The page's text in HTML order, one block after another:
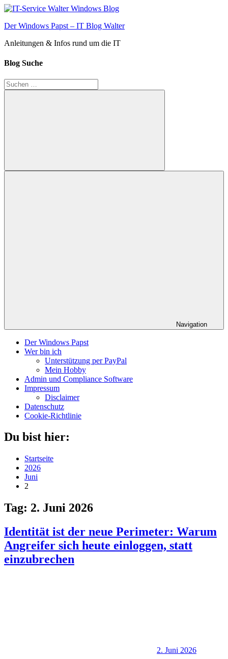
Zum
springen
Der Windows Papst – IT Blog Walter
Anleitungen & Infos rund um die IT
Blog Suche
Suchen
nach:
Suchen
Navigation
Der Windows Papst
Wer bin ich
Unterstützung per PayPal
Mein Hobby
Admin und Compliance Software
Impressum
Disclaimer
Datenschutz
Cookie-Richtlinie
Du bist hier:
Startseite
2026
Juni
2
Tag: 2. Juni 2026
Identität ist der neue Perimeter: Warum
Angreifer sich heute einloggen, statt
einzubrechen
2. Juni 2026